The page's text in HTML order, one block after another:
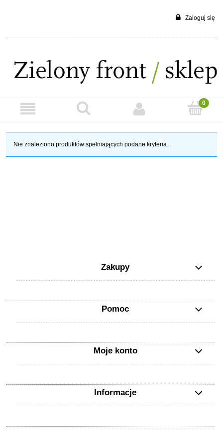
Zaloguj się
Nie znaleziono produktów spełniających podane kryteria.
Zakupy
Pomoc
Moje konto
Informacje